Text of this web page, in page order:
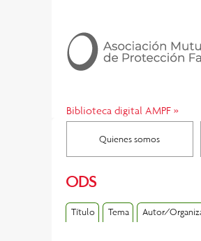
Biblioteca digital AMPF»
Quienes somos
ODS
Título Tema Autor/